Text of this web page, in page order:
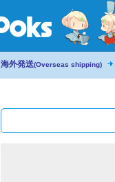
海外発送(Overseas shipping)